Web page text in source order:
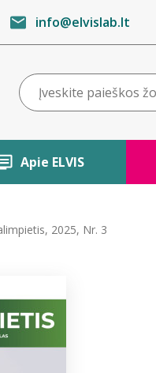
info@elvislab.lt
Apie ELVIS
2025, Nr. 3